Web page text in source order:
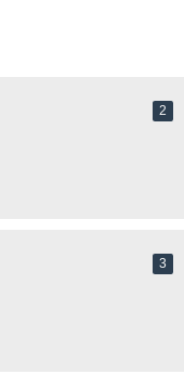
2
3